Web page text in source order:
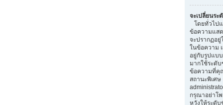
จะเปลี่ยนระ
โดยทั่วไป
ข้อความแส
จะปรากฏอ
ในข้อความ
อยู่กับรูปแบ
มากใช้ระดั
ข้อความที่คุ
สถานะพิเศษ
กรุณาอย่าโ
หวังให้ระดับ